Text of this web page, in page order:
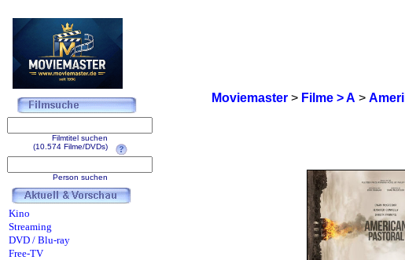
Moviemaster> Filme > A >
Filmtitel suchen
(10.574 Filme/DVDs)
Person suchen
Kino
Streaming
DVD / Blu-ray
Free-TV